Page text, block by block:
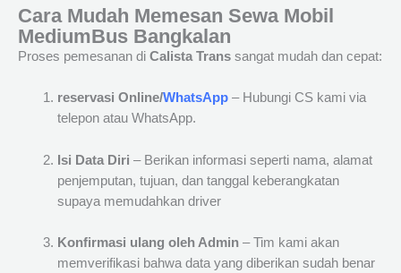
Cara Mudah Memesan Sewa Mobil
MediumBus Bangkalan
Proses pemesanan di Calista Trans sangat mudah dan cepat:
reservasi Online/WhatsApp– Hubungi CS kami via
telepon atau WhatsApp.
Isi Data Diri – Berikan informasi seperti nama, alamat
penjemputan, tujuan, dan tanggal keberangkatan
supaya memudahkan driver
Konfirmasi ulang oleh Admin– Tim kami akan
memverifikasi bahwa data yang diberikan sudah benar